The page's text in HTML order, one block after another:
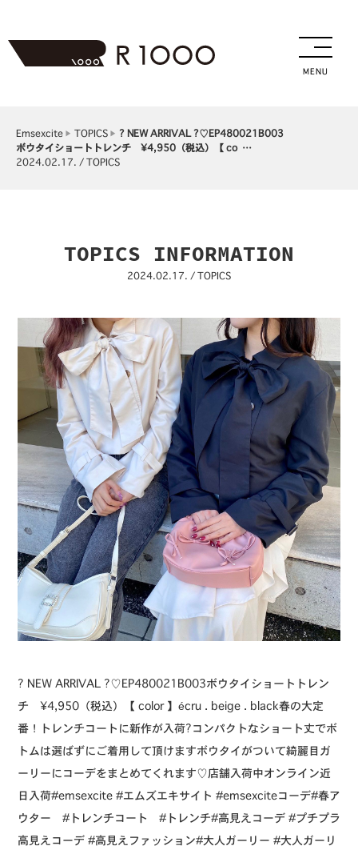
MENU
Emsexcite TOPICS
⁡⁡? NEW ARRIVAL ?⁡⁡♡EP480021B003
ボウタイショートトレンチ ¥4,950（税込）⁡【 co …
2024.02.17. / TOPICS
TOPICS INFORMATION
2024.02.17. / TOPICS
⁡⁡? NEW ARRIVAL ?⁡⁡♡EP480021B003ボウタイショートトレン
チ ¥4,950（税込）⁡【 color 】⁡écru . beige . black⁡⁡春の大定
番！トレンチコートに新作が入荷?⁡コンパクトなショート丈でボ
トムは選ばずにご着用して頂けます⁡ボウタイがついて綺麗目ガ
ーリーにコーデをまとめてくれます♡⁡⁡店舗入荷中オンライン近
日入荷⁡⁡#emsexcite #エムズエキサイト #emsexciteコーデ#春ア
ウター #トレンチコート #トレンチ#高見えコーデ #プチプラ
高見えコーデ #高見えファッション#大人ガーリー #大人ガーリ